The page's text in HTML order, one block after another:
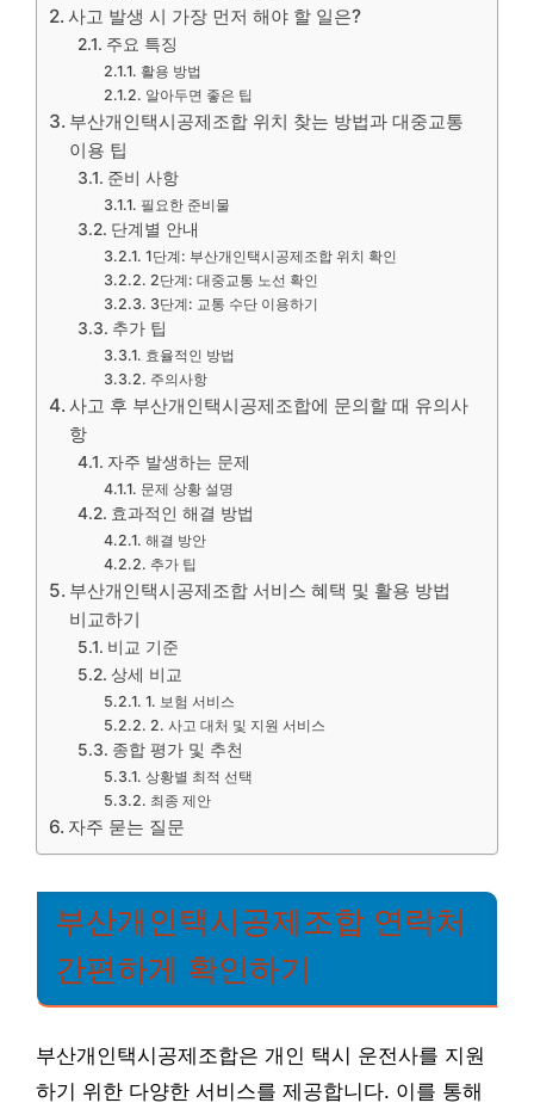
사고 발생 시 가장 먼저 해야 할 일은?
주요 특징
활용 방법
알아두면 좋은 팁
부산개인택시공제조합 위치 찾는 방법과 대중교통
이용 팁
준비 사항
필요한 준비물
단계별 안내
1단계: 부산개인택시공제조합 위치 확인
2단계: 대중교통 노선 확인
3단계: 교통 수단 이용하기
추가 팁
효율적인 방법
주의사항
사고 후 부산개인택시공제조합에 문의할 때 유의사
항
자주 발생하는 문제
문제 상황 설명
효과적인 해결 방법
해결 방안
추가 팁
부산개인택시공제조합 서비스 혜택 및 활용 방법
비교하기
비교 기준
상세 비교
1. 보험 서비스
2. 사고 대처 및 지원 서비스
종합 평가 및 추천
상황별 최적 선택
최종 제안
자주 묻는 질문
부산개인택시공제조합 연락처
간편하게 확인하기
부산개인택시공제조합은 개인 택시 운전사를 지원
하기 위한 다양한 서비스를 제공합니다. 이를 통해